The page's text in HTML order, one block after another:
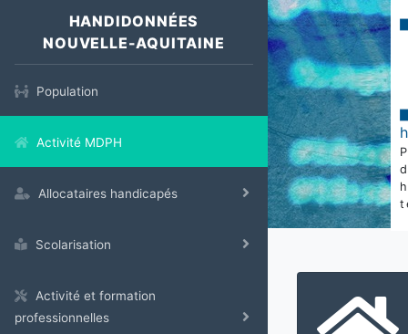
HANDIDONNÉES
NOUVELLE-AQUITAINE
Population
Activité MDPH
Allocataires handicapés
Scolarisation
Activité et formation
professionnelles